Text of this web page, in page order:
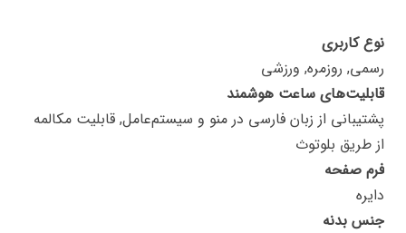
نوع کاربری
رسمی, روزمره, ورزشی
قابلیت‌های ساعت هوشمند
پشتیبانی از زبان فارسی در منو و سیستم‌عامل, قابلیت مکالمه
از طریق بلوتوث
فرم صفحه
دایره
جنس بدنه